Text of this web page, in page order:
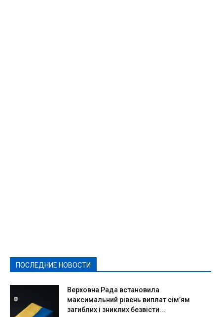
ПОСЛЕДНИЕ НОВОСТИ
Верховна Рада встановила
максимальний рівень виплат сім’ям
загиблих і зниклих безвісти...